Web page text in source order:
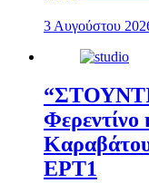
3 Αυγούστου
Φερεντίνο
ΕΡΤ1